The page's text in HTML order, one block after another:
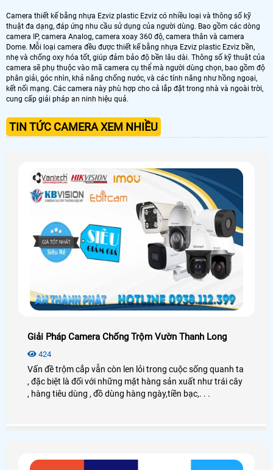
Camera thiết kế bằng nhựa Ezviz plastic Ezviz có nhiều loại và thông số kỹ
thuật đa dạng, đáp ứng nhu cầu sử dụng của người dùng. Bao gồm các dòng
camera IP, camera Analog, camera xoay 360 độ, camera thân và camera
Dome. Mỗi loại camera đều được thiết kế bằng nhựa Ezviz plastic Ezviz bền,
nhẹ và chống oxy hóa tốt, giúp đảm bảo độ bền lâu dài. Thông số kỹ thuật của
camera sẽ phụ thuộc vào mã camera cụ thể mà người dùng chọn, bao gồm độ
phân giải, góc nhìn, khả năng chống nước, và các tính năng như hồng ngoại,
kết nối mạng. Các camera này phù hợp cho cả lắp đặt trong nhà và ngoài trời,
cung cấp giải pháp an ninh hiệu quả.
TIN TỨC CAMERA XEM NHIỀU
Giải Pháp Camera Chống Trộm Vườn Thanh Long
424
Vấn đề trộm cắp vẫn còn len lỏi trong cuộc sống quanh ta
, đặc biệt là đối với những mặt hàng sản xuất như trái cây
, hàng tiêu dùng , đồ dùng hàng ngày,tiền bạc,. . .